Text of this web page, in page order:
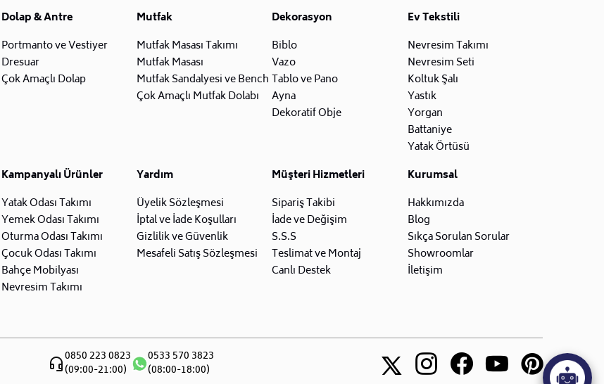
Dolap & Antre
Portmanto ve Vestiyer
Dresuar
Çok Amaçlı Dolap
Mutfak
Mutfak Masası Takımı
Mutfak Masası
Mutfak Sandalyesi ve Bench
Çok Amaçlı Mutfak Dolabı
Dekorasyon
Biblo
Vazo
Tablo ve Pano
Ayna
Dekoratif Obje
Ev Tekstili
Nevresim Takımı
Nevresim Seti
Koltuk Şalı
Yastık
Yorgan
Battaniye
Yatak Örtüsü
Kampanyalı Ürünler
Yatak Odası Takımı
Yemek Odası Takımı
Oturma Odası Takımı
Çocuk Odası Takımı
Bahçe Mobilyası
Nevresim Takımı
Yardım
Üyelik Sözleşmesi
İptal ve İade Koşulları
Gizlilik ve Güvenlik
Mesafeli Satış Sözleşmesi
Müşteri Hizmetleri
Sipariş Takibi
İade ve Değişim
S.S.S
Teslimat ve Montaj
Canlı Destek
Kurumsal
Hakkımızda
Blog
Sıkça Sorulan Sorular
Showroomlar
İletişim
0850 223 0823
(09:00-21:00)
0533 570 3823
(08:00-18:00)